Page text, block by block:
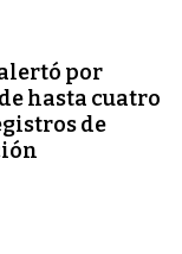
por
hasta cuatro
de